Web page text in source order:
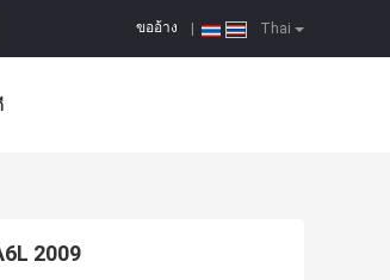
Thai
ขออ้าง
2009